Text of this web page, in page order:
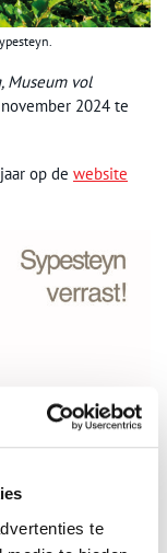
te
Museum vol
2024 te
op de website